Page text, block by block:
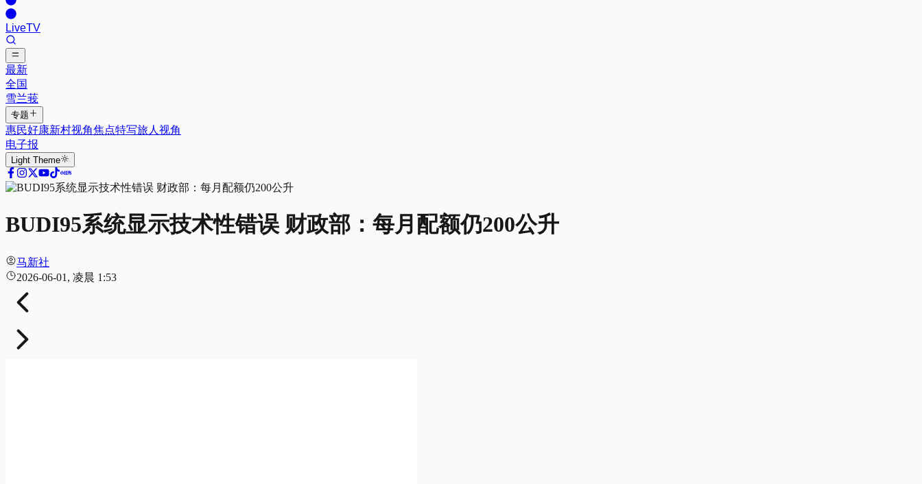
LiveTV
最新
全国
雪兰莪
专题
惠民好康新村视角焦点特写旅人视角
电子报
Light Theme
BUDI95系统显示技术性错误 财政部：每月配额仍200公升
马新社
2026-06-01, 凌晨 1:53